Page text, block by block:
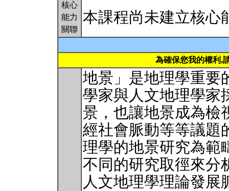
核心
能力
關聯
本課程尚未建立核心
為確保您我的權利,
地景」是地理學重要
學家與人文地理學家
景，也讓地景成為檢
經社會脈動等等議題
理學的地景研究為範
不同的研究取徑來分
人文地理學理論發展